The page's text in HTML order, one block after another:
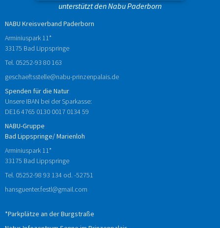
unterstützt den Nabu Paderborn
NABU Kreisverband Paderborn
Arminiuspark 11*
33175 Bad Lippspringe
Tel. 05252-93 80 163
geschaeftsstelle@nabu-prinzenpalais.de
Spenden für die Natur
Unsere IBAN bei der Sparkasse:
DE16 4765 0130 0017 0134 59
NABU-Gruppe
Bad Lippspringe/ Marienloh
Arminiuspark 11*
33175 Bad Lippspringe
Tel. 05252-98 93 134 od. -52751
hansguenter.festl@gmail.com
*Parkplätze an der Burgstraße